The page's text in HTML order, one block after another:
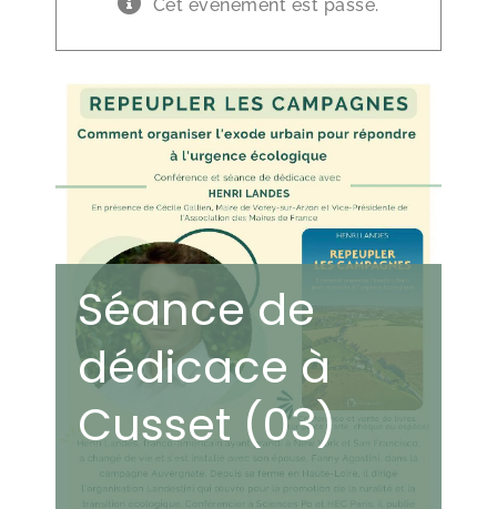
Cet évènement est passé.
Séance de
dédicace à
Cusset (03)